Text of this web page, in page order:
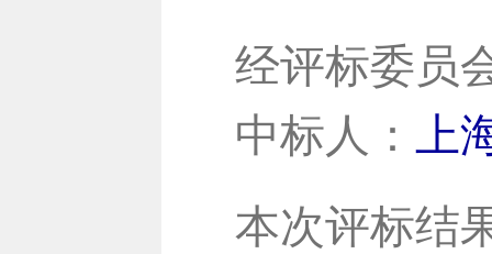
经评标委员
中标人：
上
本次评标结